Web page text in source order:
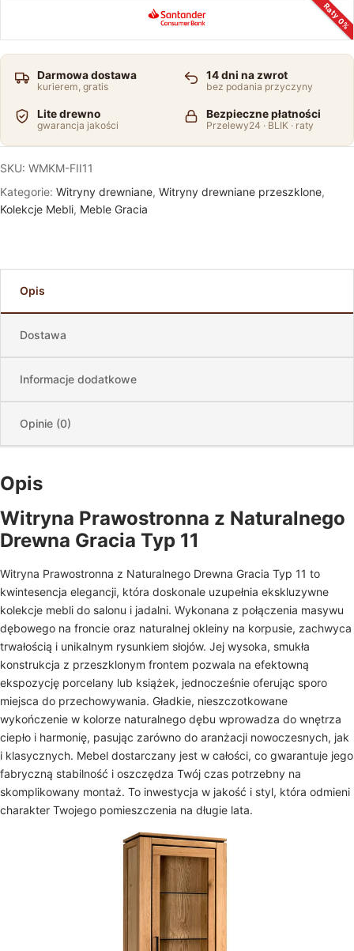
Raty 0%
Darmowa dostawa
kurierem, gratis
14 dni na zwrot
bez podania przyczyny
Lite drewno
gwarancja jakości
Bezpieczne płatności
Przelewy24 · BLIK · raty
SKU: WMKM-FII11
Kategorie: Witryny drewniane, Witryny drewniane przeszklone,
Kolekcje Mebli, Meble Gracia
Opis
Dostawa
Informacje dodatkowe
Opinie (0)
Opis
Witryna Prawostronna z Naturalnego
Drewna Gracia Typ 11
Witryna Prawostronna z Naturalnego Drewna Gracia Typ 11 to
kwintesencja elegancji, która doskonale uzupełnia ekskluzywne
kolekcje mebli do salonu i jadalni. Wykonana z połączenia masywu
dębowego na froncie oraz naturalnej okleiny na korpusie, zachwyca
trwałością i unikalnym rysunkiem słojów. Jej wysoka, smukła
konstrukcja z przeszklonym frontem pozwala na efektowną
ekspozycję porcelany lub książek, jednocześnie oferując sporo
miejsca do przechowywania. Gładkie, nieszczotkowane
wykończenie w kolorze naturalnego dębu wprowadza do wnętrza
ciepło i harmonię, pasując zarówno do aranżacji nowoczesnych, jak
i klasycznych. Mebel dostarczany jest w całości, co gwarantuje jego
fabryczną stabilność i oszczędza Twój czas potrzebny na
skomplikowany montaż. To inwestycja w jakość i styl, która odmieni
charakter Twojego pomieszczenia na długie lata.